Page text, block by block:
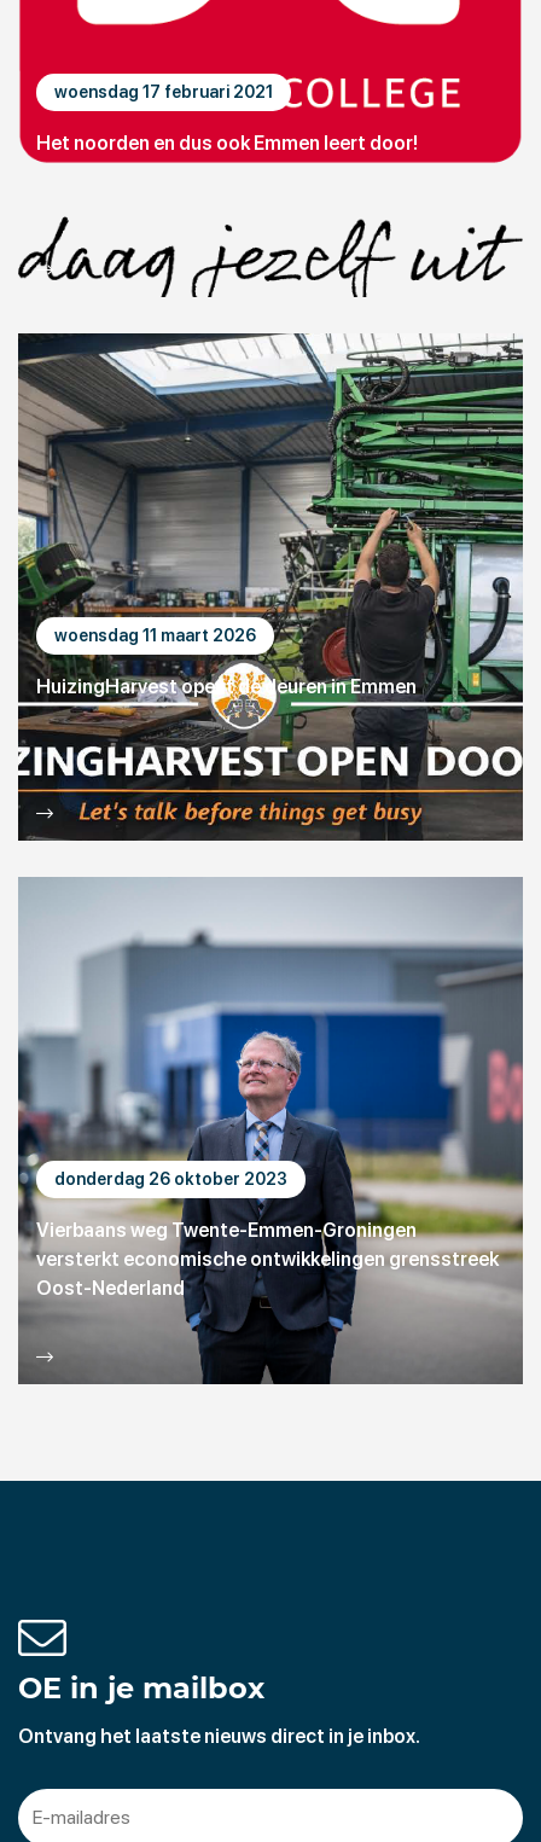
woensdag 17 februari 2021
Het noorden en dus ook Emmen leert door!
woensdag 11 maart 2026
HuizingHarvest opent de deuren in Emmen
donderdag 26 oktober 2023
Vierbaans weg Twente-Emmen-Groningen
versterkt economische ontwikkelingen grensstreek
Oost-Nederland
OE in je mailbox
Ontvang het laatste nieuws direct in je inbox.